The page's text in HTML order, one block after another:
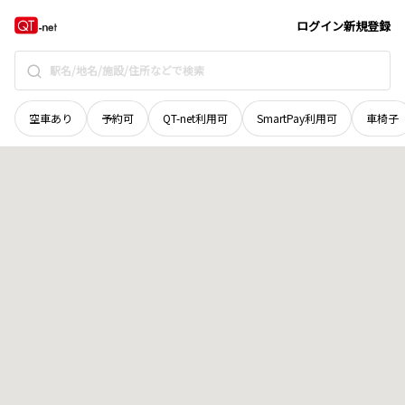
ログイン新規登録
空車あり 予約可 QT-net利用可 SmartPay利用可 車椅子
和歌山県